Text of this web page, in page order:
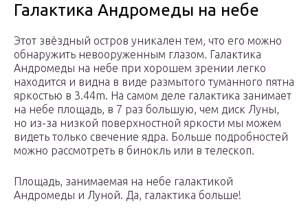
Галактика Андромеды на небе
Этот звёздный остров уникален тем, что его можно
обнаружить невооруженным глазом. Галактика
Андромеды на небе при хорошем зрении легко
находится и видна в виде размытого туманного пятна
яркостью в 3.44m. На самом деле галактика занимает
на небе площадь, в 7 раз большую, чем диск Луны,
но из-за низкой поверхностной яркости мы можем
видеть только свечение ядра. Больше подробностей
можно рассмотреть в бинокль или в телескоп.
Площадь, занимаемая на небе галактикой
Андромеды и Луной. Да, галактика больше!